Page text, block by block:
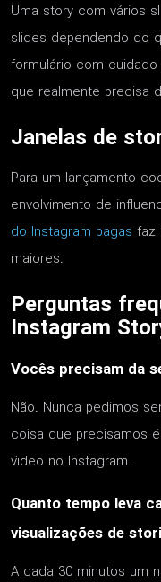
Uma story com vários
slides dependendo do
formulário com
que realmente precisa
Janelas de
Para um lançamento
envolvimento de
do Instagram pagas faz
maiores.
Perguntas
Instagram
Vocês precisam da
Não. Nunca pedimos
coisa que precisamos
vídeo no Instagram.
Quanto tempo leva
visualizações de
A cada 30 minutos um